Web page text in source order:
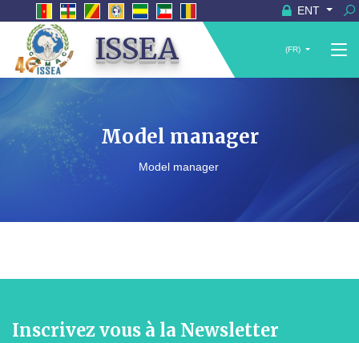
ENT
ISSEA (FR)
Model manager
Model manager
Inscrivez vous à la Newsletter